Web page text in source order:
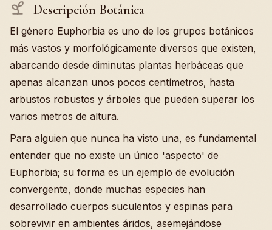
Descripción Botánica
El género Euphorbia es uno de los grupos botánicos
más vastos y morfológicamente diversos que existen,
abarcando desde diminutas plantas herbáceas que
apenas alcanzan unos pocos centímetros, hasta
arbustos robustos y árboles que pueden superar los
varios metros de altura.
Para alguien que nunca ha visto una, es fundamental
entender que no existe un único 'aspecto' de
Euphorbia; su forma es un ejemplo de evolución
convergente, donde muchas especies han
desarrollado cuerpos suculentos y espinas para
sobrevivir en ambientes áridos, asemejándose